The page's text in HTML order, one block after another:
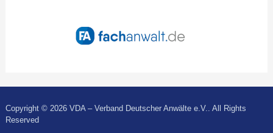
Copyright © 2026 VDA – Verband Deutscher Anwälte e.V.. All Rights
Reserved